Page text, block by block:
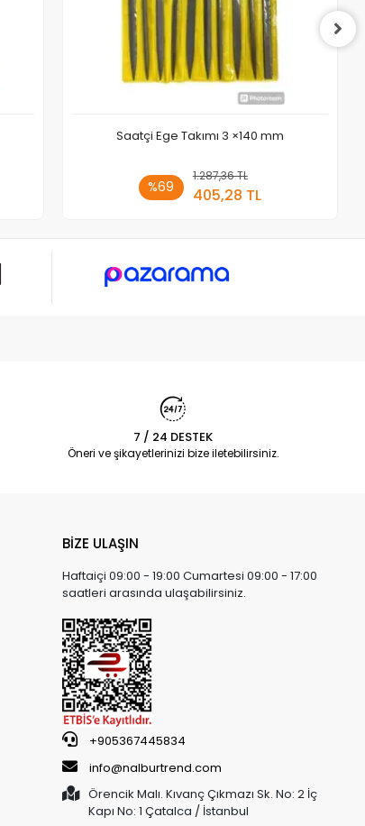
Saatçi Ege Takımı 3 ×140 mm
%69
1.287,36 TL
405,28 TL
Sepete Ekle
7 / 24 DESTEK
Öneri ve şikayetlerinizi bize iletebilirsiniz.
BİZE ULAŞIN
Haftaiçi 09:00 - 19:00 Cumartesi 09:00 - 17:00
saatleri arasında ulaşabilirsiniz.
+905367445834
info@nalburtrend.com
Örencik Malı. Kıvanç Çıkmazı Sk. No: 2 İç
Kapı No: 1 Çatalca / İstanbul